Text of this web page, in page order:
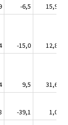
-6,5
15,9
-15,0
12,8
9,5
31,6
-39,1
1,0